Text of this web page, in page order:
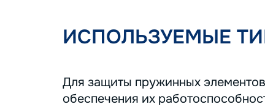
ИСПОЛЬЗУЕМЫЕ
Для защиты пружинных
обеспечения их